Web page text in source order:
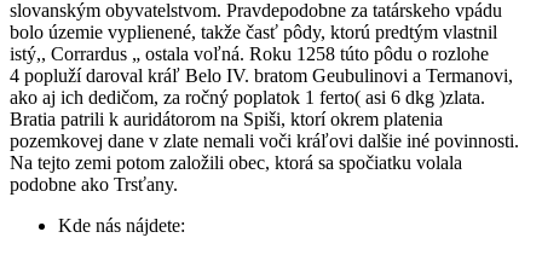
slovanským obyvatelstvom. Pravdepodobne za tatárskeho vpádu
bolo územie vyplienené, takže časť pôdy, ktorú predtým vlastnil
istý,, Corrardus „ ostala voľná. Roku 1258 túto pôdu o rozlohe
4 popluží daroval kráľ Belo IV. bratom Geubulinovi a Termanovi,
ako aj ich dedičom, za ročný poplatok 1 ferto( asi 6 dkg )zlata.
Bratia patrili k auridátorom na Spiši, ktorí okrem platenia
pozemkovej dane v zlate nemali voči kráľovi dalšie iné povinnosti.
Na tejto zemi potom založili obec, ktorá sa spočiatku volala
podobne ako Trsťany.
Kde nás nájdete: